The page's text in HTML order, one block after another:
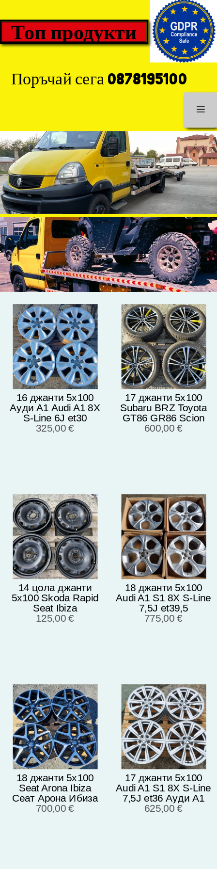
Поръчай сега 0878195100
Топ продукти
16 джанти 5х100
Ауди А1 Audi A1 8X
S-Line 6J et30
Оригинал Топ ниво
325,00 €
17 джанти 5х100
Subaru BRZ Toyota
GT86 GR86 Scion
FR-S 7J et48
600,00 €
14 цола джанти
5х100 Skoda Rapid
Seat Ibiza
Volkswagen Polo 5J
125,00 €
18 джанти 5х100
Audi A1 S1 8X S-Line
7,5J et39,5
Оригинал Чисто
775,00 €
18 джанти 5х100
Seat Arona Ibiza
Сеат Арона Ибиза
Оригинал Чисто
700,00 €
17 джанти 5х100
Audi A1 S1 8X S-Line
7,5J et36 Ауди А1
Оригинал
625,00 €